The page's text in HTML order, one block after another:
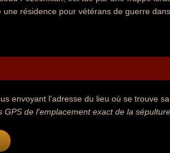
résidence pour vétérans de guerre
envoyant l'adresse du lieu où se trouve
de l'emplacement exact de la